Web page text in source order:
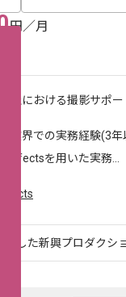
円／月
会社における撮影サポ
メ業界での実務経験(3
Effectsを用いた実務...
化した新興プロダク